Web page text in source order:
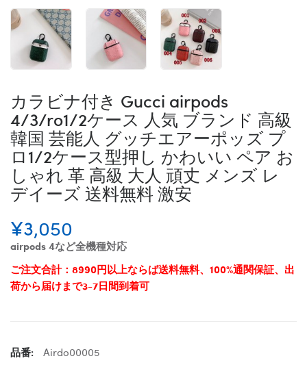
カラビナ付き Gucci airpods
4/3/ro1/2ケース 人気 ブランド 高級
韓国 芸能人 グッチエアーポッズ プ
ロ1/2ケース型押し かわいい ペア お
しゃれ 革 高級 大人 頑丈 メンズ レ
デイーズ 送料無料 激安
¥3,050
airpods 4など全機種対応
ご注文合計：8990円以上ならば送料無料、100%通関保証、出
荷から届けまで3-7日間到着可
品番:
Airdo00005